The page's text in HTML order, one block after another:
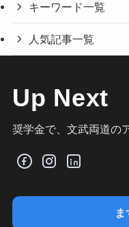
キーワード一覧
人気記事一覧
Up Next
奨学金で、文武両道の